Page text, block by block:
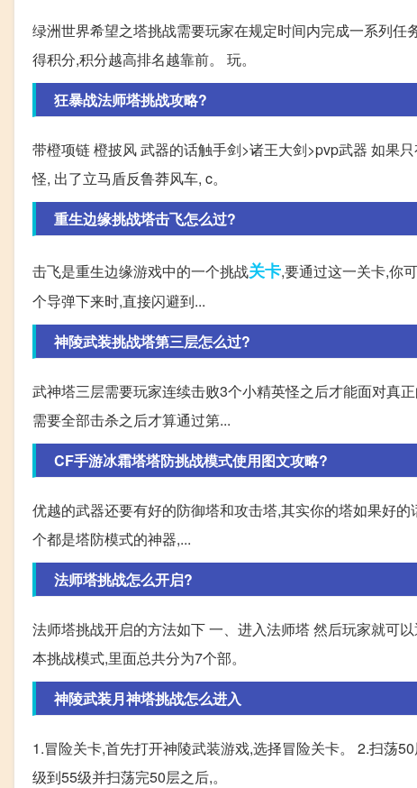
绿洲世界希望之塔挑战需要玩家在规定时间内完成一系列
得积分,积分越高排名越靠前。 玩。
狂暴战法师塔挑战攻略?
带橙项链 橙披风 武器的话触手剑>诸王大剑>pvp武器 如果
怪, 出了立马盾反鲁莽风车, c。
重生边缘挑战塔击飞怎么过?
击飞是重生边缘游戏中的一个挑战关卡,要通过这一关卡,你
个导弹下来时,直接闪避到...
神陵武装挑战塔第三层怎么过?
武神塔三层需要玩家连续击败3个小精英怪之后才能面对真
需要全部击杀之后才算通过第...
CF手游冰霜塔塔防挑战模式使用图文攻略?
优越的武器还要有好的防御塔和攻击塔,其实你的塔如果好
个都是塔防模式的神器,...
法师塔挑战怎么开启?
法师塔挑战开启的方法如下 一、进入法师塔 然后玩家就可
本挑战模式,里面总共分为7个部。
神陵武装月神塔挑战怎么进入
1.冒险关卡,首先打开神陵武装游戏,选择冒险关卡。 2.扫荡
级到55级并扫荡完50层之后,。